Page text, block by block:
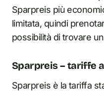
Sparpreis più
limitata, quindi
possibilità di trovare
Sparpreis – tariffe
Sparpreis è la tariffa